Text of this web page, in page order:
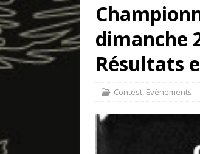
dimanche
Résultats
Contest, Evènements